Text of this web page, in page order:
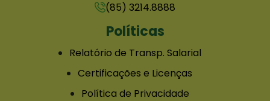
(85) 3214.8888
Políticas
Relatório de Transp. Salarial
Certificações e Licenças
Política de Privacidade